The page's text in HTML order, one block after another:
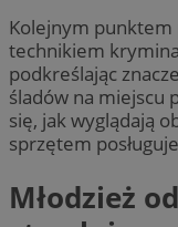
Kolejnym punktem
technikiem
podkreślając
śladów na miejscu
się, jak wyglądają
sprzętem
Młodzież